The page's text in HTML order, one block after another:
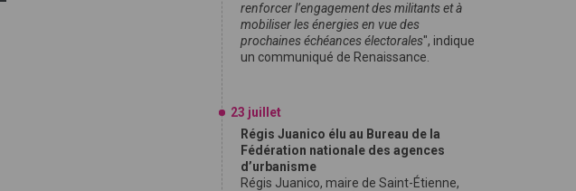
renforcer l’engagement des militants et à
mobiliser les énergies en vue des
prochaines échéances électorales", indique
un communiqué de Renaissance.
23 juillet
Régis Juanico élu au Bureau de la
Fédération nationale des agences
d’urbanisme
Régis Juanico, maire de Saint-Étienne,